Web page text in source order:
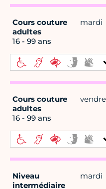
Cours couture
adultes
16 - 99 ans
mardi
Cours couture
adultes
16 - 99 ans
Niveau
intermédiaire
mardi